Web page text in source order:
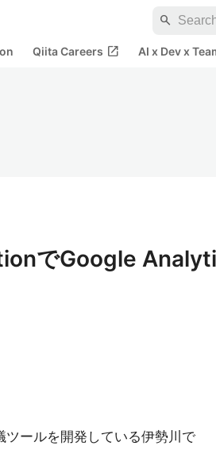
search
Qiita Careers open_in_new AI x Dev x
でGoogle Analyti
ツールを開発している伊勢川で